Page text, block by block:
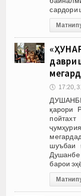
сардори
Матни
даври
🕔 17:20,
қарори
шуъбаи
барои
Матни